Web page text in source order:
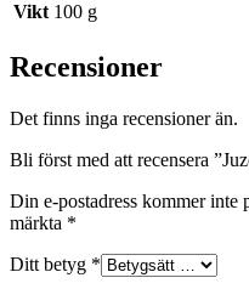
Vikt 100 g
Recensioner
Det finns inga recensioner än.
Bli först med att recensera
Din e-postadress kommer inte
märkta *
Ditt betyg *